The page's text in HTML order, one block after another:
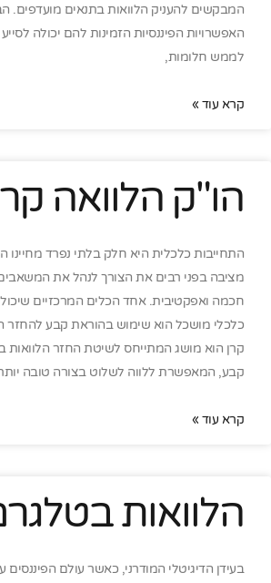
המבקשים להעניק הלוואות בתנאים מועדפים.
האפשרויות הפיננסיות הזמינות להם יכולה לסייע
לממש חלומות,
קרא עוד »
הו"ק הלוואה
התחייבות כלכלית היא חלק בלתי נפרד מחיינו
מציבה בפני רבים את הצורך לנהל את המשאבים
חכמה ואפקטיבית. אחד הכלים המרכזיים
כלכלי מושכל הוא שימוש בהוראת קבע להחזר
קרן הוא מושג המתייחס לשיטת החזר הלוואות
קבע, המאפשרת ללווה לשלוט בצורה טובה
קרא עוד »
הלוואות
בעידן הדיגיטלי המודרני, כאשר עולם